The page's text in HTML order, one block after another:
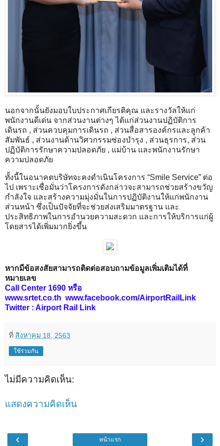
นอกจากนั้นยังมอบใบประกาศเกียรติคุณ และรางวัลให้แก่
พนักงานดีเด่น จากส่วนงานต่างๆ ได้แก่ส่วนงานปฏิบัติการ
เดินรถ , ส่วนควบคุมการเดินรถ , ส่วนสื่อสารองค์กรและลูกค้า
สัมพันธ์ , ส่วนงานด้านวิศวกรรมซ่องบำรุง , ส่วนธุรการ, ส่วน
ปฏิบัติการรักษาความปลอดภัย , แม่บ้าน และพนักงานรักษา
ความปลอดภัย
ทั้งนี้ในอนาคตบริษัทจะคงดำเนินโครงการ “Smile Service” ต่อ
ไป เพราะเชื่อมั่นว่าโครงการดังกล่าวจะสามารถช่วยสร้างขวัญ
กำลังใจ และสร้างความมุ่งมั่นในการปฏิบัติงานให้แก่พนักงาน
ส่วนหน้า ซึ่งเป็นปัจจัยที่จะช่วยส่งเสริมมาตรฐาน และ
ประสิทธิภาพในการอำนวยความสะดวก และการให้บริการแก่ผู้
โดยสารได้เพิ่มมากยิ่งขึ้น
หากมีข้อสงสัยสามารถติดต่อสอบถามข้อมูลเพิ่มเติมได้ที่
หมายเลข
Call Center 1690 หรือ
www.srtet.co.th www.facebook.com/AirportRailLink
Twitter : Airport Rail Link
ที่ สิงหาคม 18, 2563
ใช้ร่วมกัน
ไม่มีความคิดเห็น:
แสดงความคิดเห็น
‹ ›
หน้าแรก